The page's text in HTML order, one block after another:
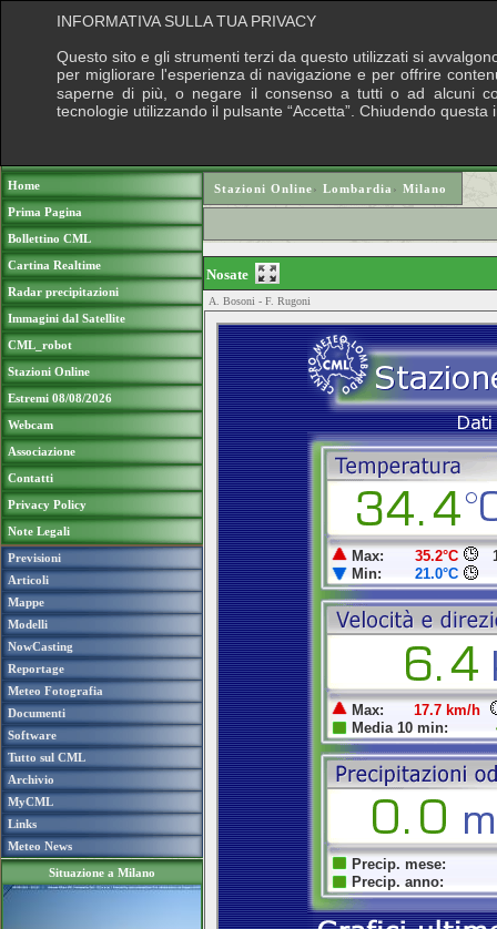
Home
Prima Pagina
Bollettino CML
Cartina Realtime
Radar precipitazioni
Immagini dal Satellite
CML_robot
Stazioni Online
Estremi 08/08/2026
Webcam
Associazione
Contatti
Privacy Policy
Note Legali
Previsioni
Articoli
Mappe
Modelli
NowCasting
Reportage
Meteo Fotografia
Documenti
Software
Tutto sul CML
Archivio
MyCML
Links
Meteo News
Situazione a Milano
Stazioni Online› Lombardia › Milano
Nosate
A. Bosoni - F. Rugoni
INFORMATIVA SULLA TUA PRIVACY
Questo sito e gli strumenti terzi da questo utilizzati si
per migliorare l'esperienza di navigazione e per offrire
saperne di più, o negare il consenso a tutti o ad alcuni
tecnologie utilizzando il pulsante “Accetta”. Chiudendo